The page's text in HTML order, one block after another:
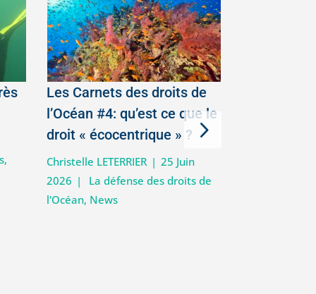
,
Les Carnets des droits de
l’Océan #4: qu’est ce que le
droit « écocentrique » ?
Christelle LETERRIER | 25 Juin
2026 |
La défense des droits de
l'Océan, News